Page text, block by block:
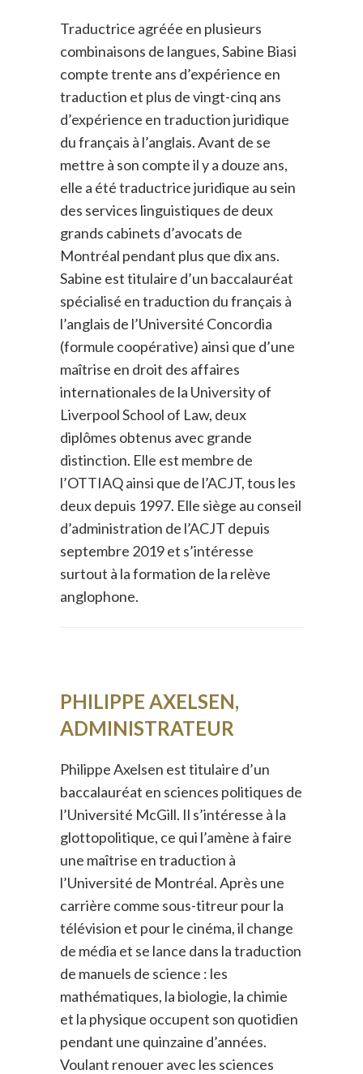
Traductrice agréée en plusieurs
combinaisons de langues, Sabine Biasi
compte trente ans d’expérience en
traduction et plus de vingt-cinq ans
d’expérience en traduction juridique
du français à l’anglais. Avant de se
mettre à son compte il y a douze ans,
elle a été traductrice juridique au sein
des services linguistiques de deux
grands cabinets d’avocats de
Montréal pendant plus que dix ans.
Sabine est titulaire d’un baccalauréat
spécialisé en traduction du français à
l’anglais de l’Université Concordia
(formule coopérative) ainsi que d’une
maîtrise en droit des affaires
internationales de la University of
Liverpool School of Law, deux
diplômes obtenus avec grande
distinction. Elle est membre de
l’OTTIAQ ainsi que de l’ACJT, tous les
deux depuis 1997. Elle siège au conseil
d’administration de l’ACJT depuis
septembre 2019 et s’intéresse
surtout à la formation de la relève
anglophone.
PHILIPPE AXELSEN,
ADMINISTRATEUR
Philippe Axelsen est titulaire d’un
baccalauréat en sciences politiques de
l’Université McGill. Il s’intéresse à la
glottopolitique, ce qui l’amène à faire
une maîtrise en traduction à
l’Université de Montréal. Après une
carrière comme sous-titreur pour la
télévision et pour le cinéma, il change
de média et se lance dans la traduction
de manuels de science : les
mathématiques, la biologie, la chimie
et la physique occupent son quotidien
pendant une quinzaine d’années.
Voulant renouer avec les sciences